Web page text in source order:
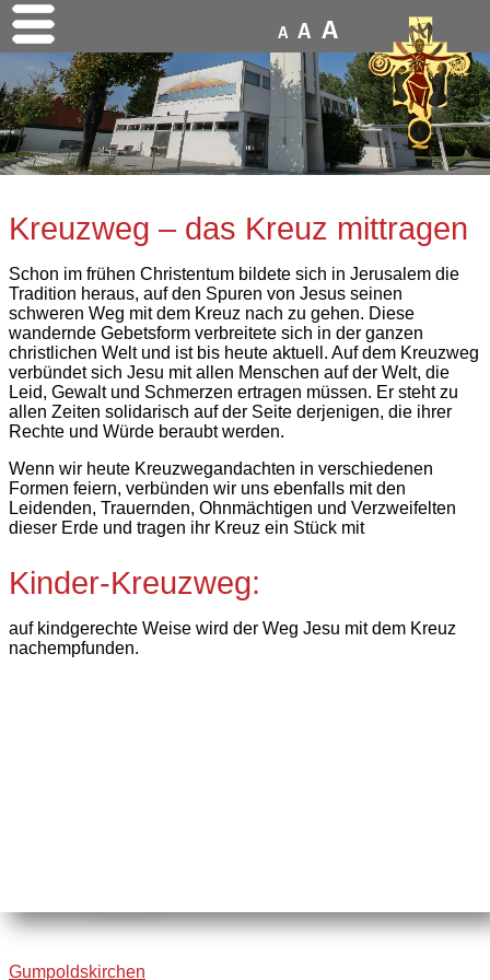
A A A
Kreuzweg – das Kreuz mittragen
Schon im frühen Christentum bildete sich in Jerusalem die
Tradition heraus, auf den Spuren von Jesus seinen
schweren Weg mit dem Kreuz nach zu gehen. Diese
wandernde Gebetsform verbreitete sich in der ganzen
christlichen Welt und ist bis heute aktuell. Auf dem Kreuzweg
verbündet sich Jesu mit allen Menschen auf der Welt, die
Leid, Gewalt und Schmerzen ertragen müssen. Er steht zu
allen Zeiten solidarisch auf der Seite derjenigen, die ihrer
Rechte und Würde beraubt werden.
Wenn wir heute Kreuzwegandachten in verschiedenen
Formen feiern, verbünden wir uns ebenfalls mit den
Leidenden, Trauernden, Ohnmächtigen und Verzweifelten
dieser Erde und tragen ihr Kreuz ein Stück mit
Kinder-Kreuzweg:
auf kindgerechte Weise wird der Weg Jesu mit dem Kreuz
nachempfunden.
Gumpoldskirchen